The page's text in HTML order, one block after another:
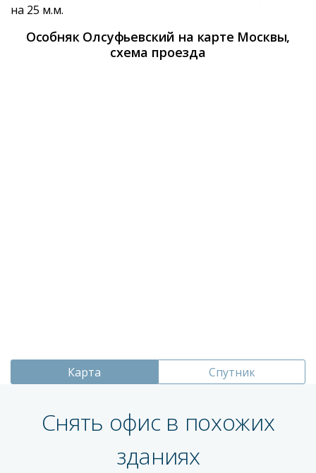
на 25 м.м.
Особняк Олсуфьевский на карте Москвы,
схема проезда
Карта Спутник
Снять офис в похожих
зданиях